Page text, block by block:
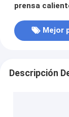
prensa
Mejor
Descripción